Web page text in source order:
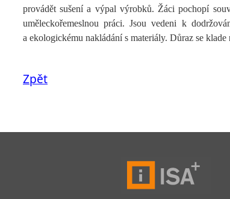
provádět sušení a výpal výrobků. Žáci pochopí
uměleckořemeslnou práci. Jsou vedeni k
a ekologickému nakládání s materiály. Důraz se
Zpět